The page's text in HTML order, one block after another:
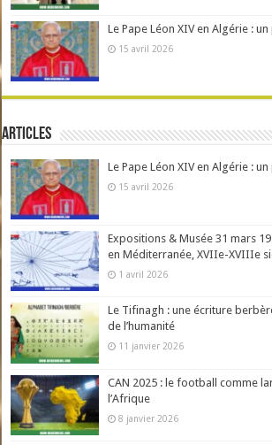
Le Pape Léon XIV en Algérie :
15 avril 2026
Articles
Le Pape Léon XIV en Algérie :
15 avril 2026
Expositions & Musée 31 mars
en Méditerranée, XVIIe-XVIIIe
1 avril 2026
Le Tifinagh : une écriture
de l’humanité
11 janvier 2026
CAN 2025 : le football comme
l’Afrique
8 janvier 2026